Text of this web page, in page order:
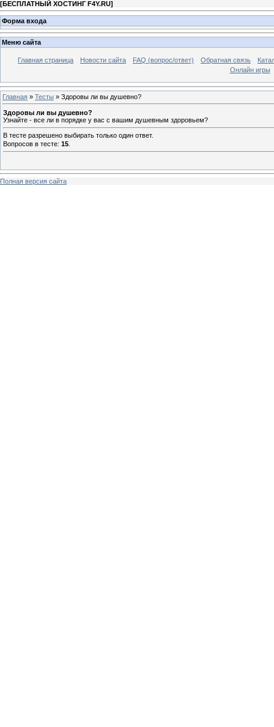
[БЕСПЛАТНЫЙ ХОСТИНГ F4Y.RU]
Форма входа
Меню сайта
Главная страница Новости сайта FAQ (вопрос/ответ) Обратная связь
Онлайн игры
Главная » Тесты » Здоровы ли вы душевно?
Здоровы ли вы душевно?
Узнайте - все ли в порядке у вас с вашим душевным здоровьем?
В тесте разрешено выбирать только один ответ.
Вопросов в тесте: 15
Полная версия сайта